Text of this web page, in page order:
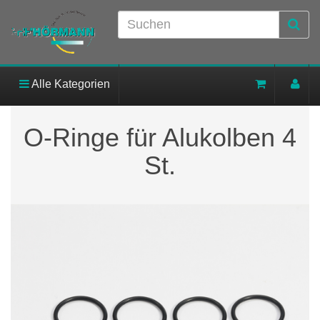
Alle Kategorien
O-Ringe für Alukolben 4
St.